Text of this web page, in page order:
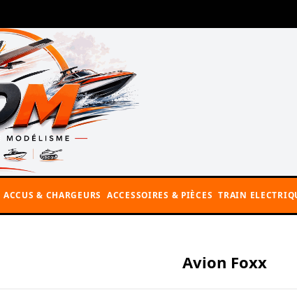
ACCUS & CHARGEURS ACCESSOIRES & PIÈCES TRAIN
Avion Foxx